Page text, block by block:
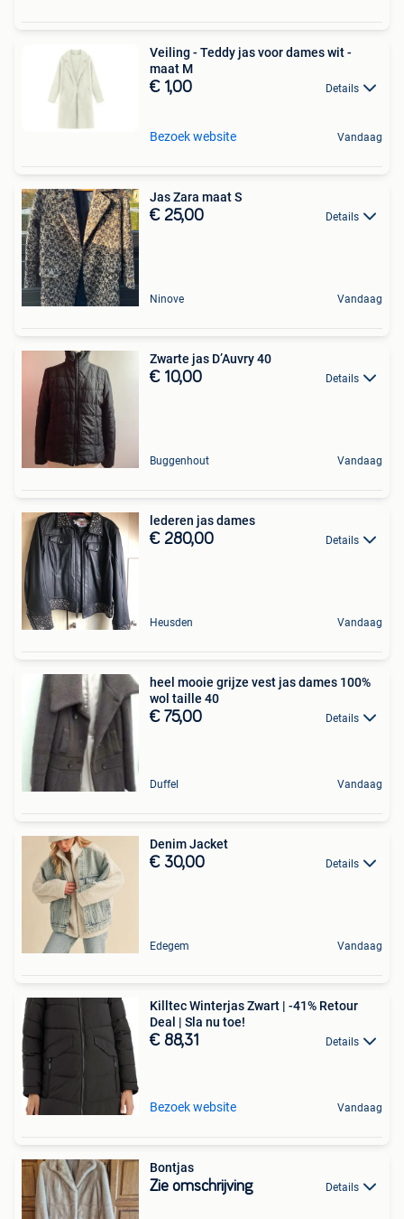
Veiling - Teddy jas voor dames wit -
maat M
€ 1,00 Details
Bezoek website Vandaag
Jas Zara maat S
€ 25,00 Details
Ninove Vandaag
Zwarte jas D’Auvry 40
€ 10,00 Details
Buggenhout Vandaag
lederen jas dames
€ 280,00 Details
Heusden Vandaag
heel mooie grijze vest jas dames 100%
wol taille 40
€ 75,00 Details
Duffel Vandaag
Denim Jacket
€ 30,00 Details
Edegem Vandaag
Killtec Winterjas Zwart | -41% Retour
Deal | Sla nu toe!
€ 88,31 Details
Bezoek website Vandaag
Bontjas
Zie omschrijving Details